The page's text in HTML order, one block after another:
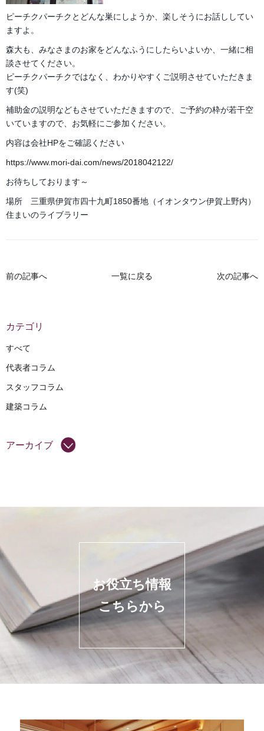
ピーチクパーチクとどんな巣にしようか、楽しそうにお話ししてい
ますよ。
森大も、みなさまのお家をどんなふうにしたらいよいか、一緒に相
談させてください。
ピーチクパーチクではなく、わかりやすくご説明させていただきま
す(笑)
補助金の説明などもさせていただきますので、ご予約の枠が若干空
いていますので、お気軽にご参加ください。
内容は会社HPをご確認ください
https://www.mori-dai.com/news/2018042122/
お待ちしております～
場所 三重県伊賀市四十九町1850番地（イオンタウン伊賀上野内）
住まいのライブラリー
前の記事へ 一覧に戻る 次の記事へ
カテゴリ
すべて
代表者コラム
スタッフコラム
建築コラム
アーカイブ
お役立ち情報
こちらから